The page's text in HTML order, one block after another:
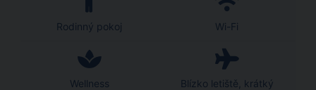
Rodinný pokoj Wi-Fi
Wellness
Blízko letiště, krátký